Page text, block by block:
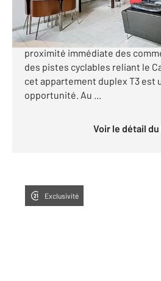
*** AGDE APPARTEMENT T3
ÉTAGE CHARME & CONFORT
proximité immédiate des
des pistes cyclables reliant le
cet appartement duplex T3 est
opportunité. Au ...
Voir le détail
Exclusivité